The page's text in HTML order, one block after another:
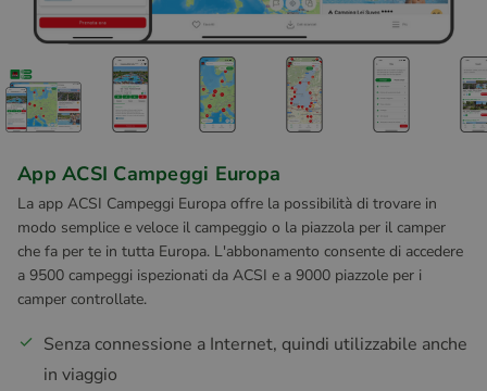
App ACSI Campeggi Europa
La app ACSI Campeggi Europa offre la possibilità di trovare in
modo semplice e veloce il campeggio o la piazzola per il camper
che fa per te in tutta Europa. L'abbonamento consente di accedere
a 9500 campeggi ispezionati da ACSI e a 9000 piazzole per i
camper controllate.
Senza connessione a Internet, quindi utilizzabile anche
in viaggio